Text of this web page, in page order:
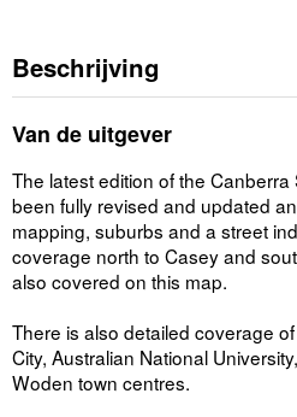
Beschrijving
Van de uitgever
The latest edition of the
been fully revised and updated
mapping, suburbs and a street
coverage north to Casey and
also covered on this map.
There is also detailed coverage
City, Australian National
Woden town centres.